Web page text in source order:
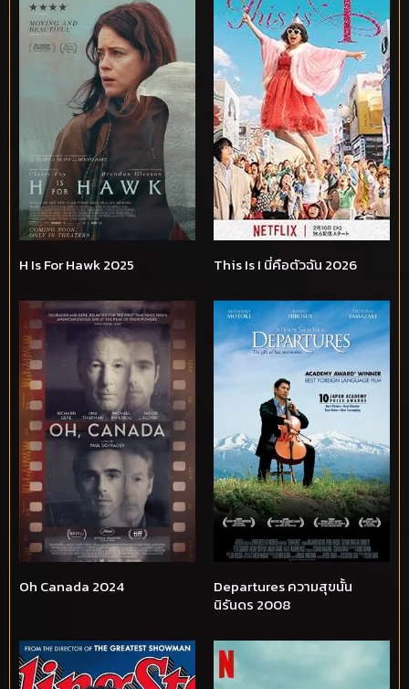
H Is For Hawk 2025 This Is I นี่คือตัวฉัน 2026
Oh Canada 2024
Departures ความสุขนั้น
นิรันดร 2008